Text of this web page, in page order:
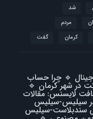
شد
مردم
کرمان گفت
🔹 چرا حساب
در شهر کرمان 🔹
لایسنس: مقالات
سیلیس-سیلیس
سندبلاست-سیلیس